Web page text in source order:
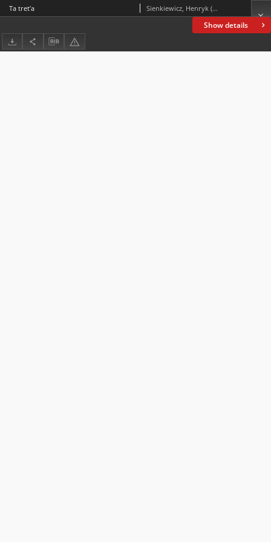
Show details
Ta tretʹa Sienkiewicz, Henryk (1846-1916)